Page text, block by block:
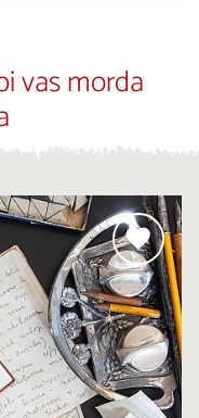
vas morda